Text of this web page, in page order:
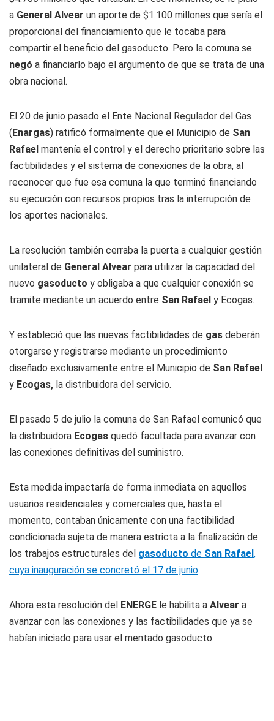
a General Alvear un aporte de $1.100 millones que sería el
proporcional del financiamiento que le tocaba para
compartir el beneficio del gasoducto. Pero la comuna se
negó a financiarlo bajo el argumento de que se trata de una
obra nacional.
El 20 de junio pasado el Ente Nacional Regulador del Gas
(Enargas) ratificó formalmente que el Municipio de San
Rafael mantenía el control y el derecho prioritario sobre las
factibilidades y el sistema de conexiones de la obra, al
reconocer que fue esa comuna la que terminó financiando
su ejecución con recursos propios tras la interrupción de
los aportes nacionales.
La resolución también cerraba la puerta a cualquier gestión
unilateral de General Alvear para utilizar la capacidad del
nuevo gasoducto y obligaba a que cualquier conexión se
tramite mediante un acuerdo entre San Rafael y Ecogas.
Y estableció que las nuevas factibilidades de gas deberán
otorgarse y registrarse mediante un procedimiento
diseñado exclusivamente entre el Municipio de San Rafael
y Ecogas, la distribuidora del servicio.
El pasado 5 de julio la comuna de San Rafael comunicó que
la distribuidora Ecogas quedó facultada para avanzar con
las conexiones definitivas del suministro.
Esta medida impactaría de forma inmediata en aquellos
usuarios residenciales y comerciales que, hasta el
momento, contaban únicamente con una factibilidad
condicionada sujeta de manera estricta a la finalización de
los trabajos estructurales del gasoducto de San Rafael,
cuya inauguración se concretó el 17 de junio.
Ahora esta resolución del ENERGE le habilita a Alvear a
avanzar con las conexiones y las factibilidades que ya se
habían iniciado para usar el mentado gasoducto.